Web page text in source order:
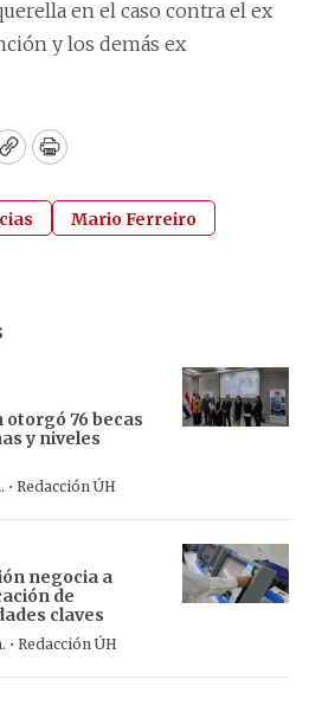
en el caso contra el ex
y los demás ex
CopyPrint
Mario Ferreiro
otorgó 76 becas
y niveles
· Redacción ÚH
negocia a
de
claves
· Redacción ÚH